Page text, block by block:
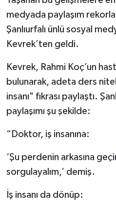
medyada paylaşım
Şanlıurfalı ünlü sosyal
Kevrek’ten geldi.
​Kevrek, Rahmi Koç’un
bulunarak, adeta ders
insanı" fıkrası paylaştı.
paylaşımı şu şekilde:
​“Doktor, iş insanına:
‘Şu perdenin arkasına
sorgulayalım,’ demiş.
​İş insanı da dönüp: